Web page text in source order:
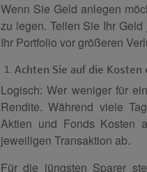
Wenn Sie Geld anlegen
zu legen. Teilen Sie Ihr
Ihr Portfolio vor größeren
Achten Sie auf die Kosten
Logisch: Wer weniger für
Rendite. Während viele
Aktien und Fonds Kosten
jeweiligen Transaktion ab.
Für die jüngsten Sparer